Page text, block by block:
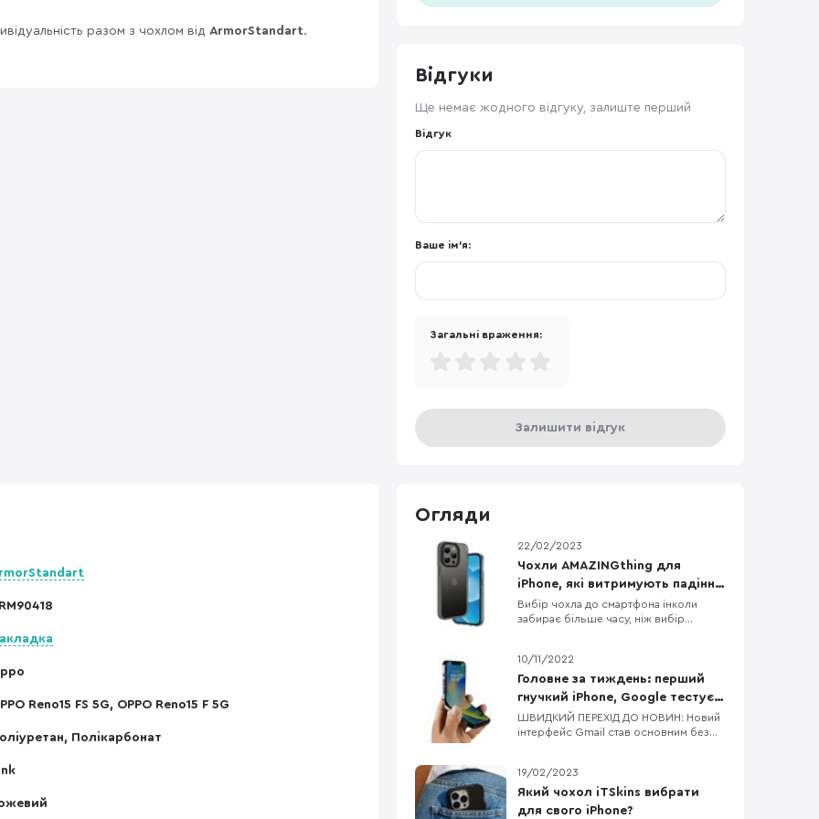
разом з чохлом від ArmorStandart.
Відгуки
Ще немає жодного відгуку, залиште перший
Відгук
Ваше ім'я:
Загальні враження:
Залишити відгук
Reno15 FS 5G, OPPO Reno15 F 5G
Полікарбонат
Огляди
22/02/2023
Чохли AMAZINGthing для
iPhone, які витримують падіння
з висоти до 3 метрів
Вибір чохла до смартфона інколи
забирає більше часу, ніж вибір
говорити про чохли до iPhone. Одна з
компаній, яка давно себе
зарекомендувала як виробник якісних,
довговічних та красивих аксесуарів до
iPhone — це AMAZINGthing. В них
10/11/2022
Головне за тиждень: перший
гнучкий iPhone, Google тестує
процесори для Pixel 8/8 Pro,
флагманський процесор від
ШВИДКИЙ ПЕРЕХІД ДО НОВИН: Новий
інтерфейс Gmail став основним без
MediaTek Google тестує процесори
для Pixel 8 та Pixel 8 Pro Офіційні
верифіковані акаунти в Twitter
19/02/2023
Який чохол iTSkins вибрати
для свого iPhone?